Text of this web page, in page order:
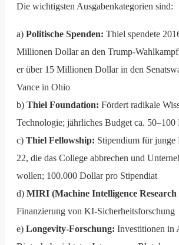
Die wichtigsten Ausgabenkategorien sind:
a) Politische Spenden: Thiel spendete
Millionen Dollar an den Trump-
er über 15 Millionen Dollar in den
Vance in Ohio
b) Thiel Foundation: Fördert radikale
Technologie; jährliches Budget ca.
c) Thiel Fellowship: Stipendium für junge
22, die das College abbrechen und
wollen; 100.000 Dollar pro Stipendiat
d) MIRI (Machine Intelligence
Finanzierung von KI-Sicherheitsforschung
e) Longevity-Forschung: Investitionen in